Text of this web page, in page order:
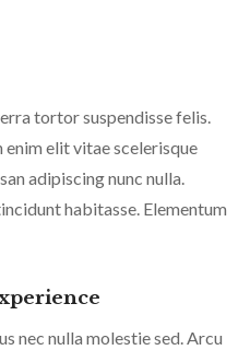
tortor suspendisse felis.
elit vitae scelerisque
adipiscing nunc nulla.
habitasse. Elementum
nec nulla molestie sed. Arcu